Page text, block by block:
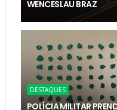
WENCESLAU BRAZ
DESTAQUES
POLÍCIA MILITAR